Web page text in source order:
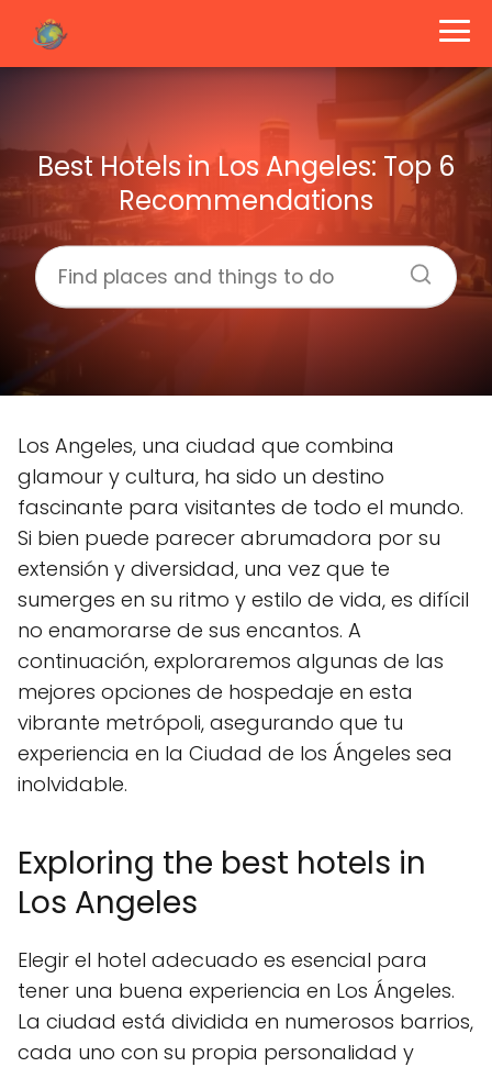
Best Hotels in Los Angeles: Top 6
Recommendations
Los Angeles, una ciudad que combina
glamour y cultura, ha sido un destino
fascinante para visitantes de todo el mundo.
Si bien puede parecer abrumadora por su
extensión y diversidad, una vez que te
sumerges en su ritmo y estilo de vida, es difícil
no enamorarse de sus encantos. A
continuación, exploraremos algunas de las
mejores opciones de hospedaje en esta
vibrante metrópoli, asegurando que tu
experiencia en la Ciudad de los Ángeles sea
inolvidable.
Exploring the best hotels in
Los Angeles
Elegir el hotel adecuado es esencial para
tener una buena experiencia en Los Ángeles.
La ciudad está dividida en numerosos barrios,
cada uno con su propia personalidad y